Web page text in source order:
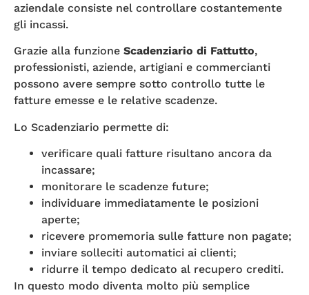
aziendale consiste nel controllare costantemente
gli incassi.
Grazie alla funzione Scadenziario di Fattutto,
professionisti, aziende, artigiani e commercianti
possono avere sempre sotto controllo tutte le
fatture emesse e le relative scadenze.
Lo Scadenziario permette di:
verificare quali fatture risultano ancora da
incassare;
monitorare le scadenze future;
individuare immediatamente le posizioni
aperte;
ricevere promemoria sulle fatture non pagate;
inviare solleciti automatici ai clienti;
ridurre il tempo dedicato al recupero crediti.
In questo modo diventa molto più semplice